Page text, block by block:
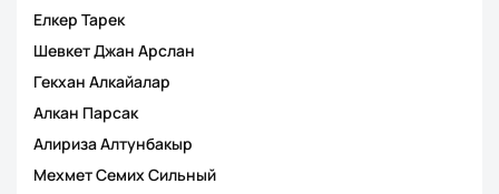
Елкер Тарек
Шевкет Джан Арслан
Гекхан Алкайалар
Алкан Парсак
Алириза Алтунбакыр
Мехмет Семих Сильный